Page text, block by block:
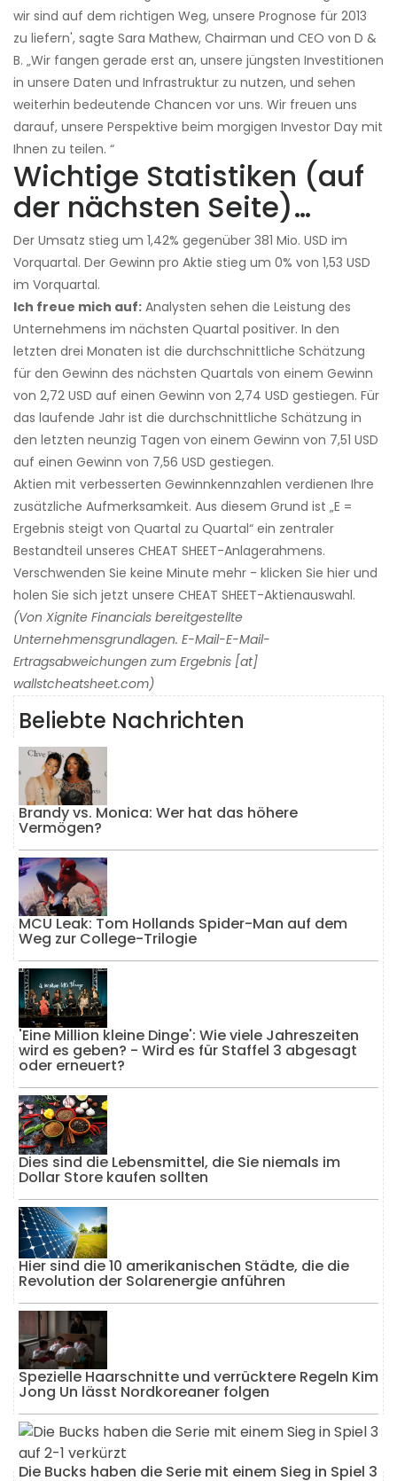
wir sind auf dem richtigen Weg, unsere Prognose für 2013
zu liefern', sagte Sara Mathew, Chairman und CEO von D &
B. „Wir fangen gerade erst an, unsere jüngsten Investitionen
in unsere Daten und Infrastruktur zu nutzen, und sehen
weiterhin bedeutende Chancen vor uns. Wir freuen uns
darauf, unsere Perspektive beim morgigen Investor Day mit
Ihnen zu teilen. “
Wichtige Statistiken (auf
der nächsten Seite)…
Der Umsatz stieg um 1,42% gegenüber 381 Mio. USD im
Vorquartal. Der Gewinn pro Aktie stieg um 0% von 1,53 USD
im Vorquartal.
Ich freue mich auf: Analysten sehen die Leistung des
Unternehmens im nächsten Quartal positiver. In den
letzten drei Monaten ist die durchschnittliche Schätzung
für den Gewinn des nächsten Quartals von einem Gewinn
von 2,72 USD auf einen Gewinn von 2,74 USD gestiegen. Für
das laufende Jahr ist die durchschnittliche Schätzung in
den letzten neunzig Tagen von einem Gewinn von 7,51 USD
auf einen Gewinn von 7,56 USD gestiegen.
Aktien mit verbesserten Gewinnkennzahlen verdienen Ihre
zusätzliche Aufmerksamkeit. Aus diesem Grund ist „E =
Ergebnis steigt von Quartal zu Quartal“ ein zentraler
Bestandteil unseres CHEAT SHEET-Anlagerahmens.
Verschwenden Sie keine Minute mehr - klicken Sie hier und
holen Sie sich jetzt unsere CHEAT SHEET-Aktienauswahl.
(Von Xignite Financials bereitgestellte
Unternehmensgrundlagen. E-Mail-E-Mail-
Ertragsabweichungen zum Ergebnis [at]
wallstcheatsheet.com)
Beliebte Nachrichten
Brandy vs. Monica: Wer hat das höhere
Vermögen?
MCU Leak: Tom Hollands Spider-Man auf dem
Weg zur College-Trilogie
'Eine Million kleine Dinge': Wie viele Jahreszeiten
wird es geben? - Wird es für Staffel 3 abgesagt
oder erneuert?
Dies sind die Lebensmittel, die Sie niemals im
Dollar Store kaufen sollten
Hier sind die 10 amerikanischen Städte, die die
Revolution der Solarenergie anführen
Spezielle Haarschnitte und verrücktere Regeln Kim
Jong Un lässt Nordkoreaner folgen
Die Bucks haben die Serie mit einem Sieg in Spiel 3